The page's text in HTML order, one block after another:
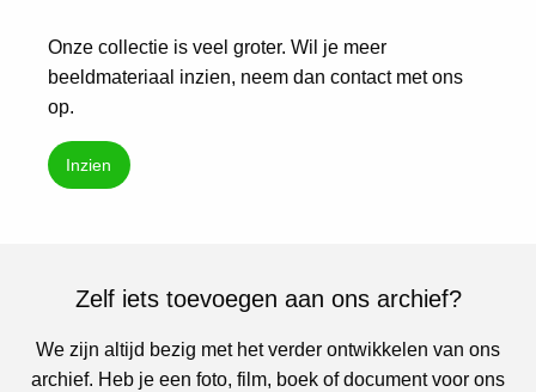
Onze collectie is veel groter. Wil je meer
beeldmateriaal inzien, neem dan contact met ons
op.
Inzien
Zelf iets toevoegen aan ons archief?
We zijn altijd bezig met het verder ontwikkelen van ons
archief. Heb je een foto, film, boek of document voor ons